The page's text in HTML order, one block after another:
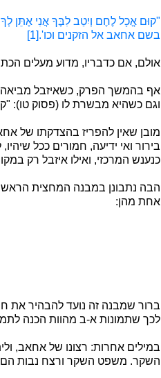
"קוּם אֱכָל לֶחֶם וְיִטַב לִבֶּךָ אֲנִי אֶתֵּן
בשם אחאב אל הזקנים וכו'.[1]
אולם, אם כדבריו, מדוע מעלים
אף בהמשך הפרק, כשאיזבל מביאה
וגם כשהיא מבשרת לו (פסוק טו):
מובן שאין להפריז בהצדקתו של
בירור ואי ידיעה, חמורים ככל
כנענש המרכזי, ואילו איזבל רק
הבה נתבונן במבנה המחצית
אחת מהן:
ברור שמבנה זה נועד להבהיר את
לכך שתמונות א-ב מהוות הכנה
במילים אחרות: רצונו של אחאב,
השקר. משפט השקר ורצח נבות